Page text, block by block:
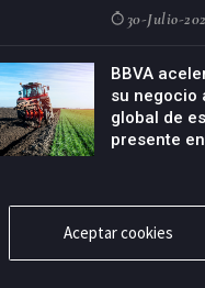
30-Julio-
BBVA
su negocio
global de
presente
Aceptar cookies